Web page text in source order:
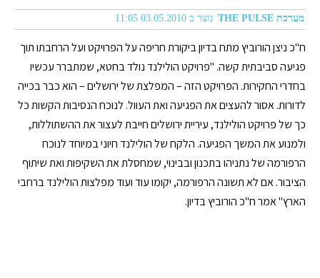
מערכת THE PULSE נוצר ב 03.05.2010 11:05
ח"כ ניצן הורוביץ מתח בדיון ביקורת חריפה על הפרויקט ועל הרחבתו תוך
פגיעה סביבתית קשה. "פרויקט הולילנד נולד בחטא, שמתברר עכשיו
בחדרי החקירות. הפרויקט הזה – המפלצת של ירושלים – הוא כבר בכייה
לדורות. אסור להעצים את הפגיעה ואת העוול. לנוכח הנסיבות הקשות כל
כך של פרויקט הולילנד, עיריית ירושלים חייבת לעצור את ההשתוללות,
ולמנוע את המשך הפגיעה. הלקח של הולילנד חיוני במיוחד לנוכח
הרפורמה של נתניהו בתכנון ובבינוי, שמחסלת את השקיפות ואת שיתוף
הציבור. אם לא תשונה הרפורמה, יקומו עוד ועוד מפלצות הולילנד ברחבי
הארץ" אמר ח"כ הורוביץ בדיון.